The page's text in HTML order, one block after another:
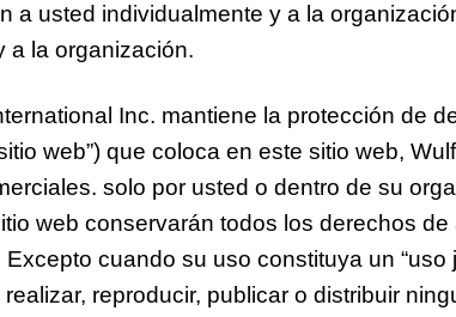
a usted individualmente y a la
a la organización.
Inc. mantiene la protección de
web”) que coloca en este sitio web,
solo por usted o dentro de su
web conservarán todos los derechos
cuando su uso constituya un
realizar, reproducir, publicar o distribuir